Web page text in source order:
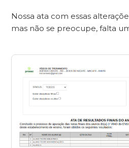
Nossa ata com essas
mas não se preocupe, falta